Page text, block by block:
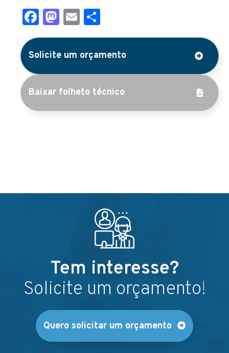
Facebook
Mastodon
Email
Solicite um orçamento
Baixar folheto técnico
Tem interesse?
Solicite um orçamento!
Quero solicitar um orçamento